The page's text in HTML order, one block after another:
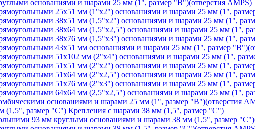
основаниями и шарами 25 мм (1", размер "B")(отверстия AMPS)
25х51 мм (1"х2") основаниями и шарами 25 мм (1",
38х51 мм (1,5"х2") основаниями и шарами 25 мм (1",
38х64 мм (1,5"х2,5") основаниями и шарами 25 мм (1",
38х76 мм (1,5"х3") основаниями и шарами 25 мм (1",
43x51 мм основаниями и шарами 25 мм (1", размер
51х102 мм (2"х4") основаниями и шарами 25 мм (1",
51х51 мм (2"х2") основаниями и шарами 25 мм (1",
51х64 мм (2"х2,5") основаниями и шарами 25 мм (1",
51х76 мм (2"х3") основаниями и шарами 25 мм (1",
64х64 мм (2,5"х2,5") основаниями и шарами 25 мм (1",
основаниями и шарами 25 мм (1", размер "B")(отверстия
Крепления с шарами 38 мм (1,5", размер "C")
93 мм круглыми основаниями и шарами 38 мм (1,5", размер